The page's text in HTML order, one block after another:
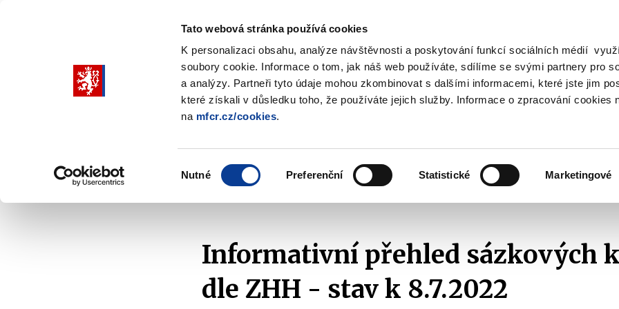
Tato webová stránka používá cookies
K personalizaci obsahu, analýze návštěvnosti a poskytování funkcí sociálních médií
soubory cookie. Informace o tom, jak náš web používáte, sdílíme se svými partnery pro
a analýzy. Partneři tyto údaje mohou zkombinovat s dalšími informacemi, které jste jim
které získali v důsledku toho, že používáte jejich služby. Informace o zpracování cookies
na mfcr.cz/cookies.
Nutné Preferenční Statistické Marketingové
Vyhledat
submenu
submenu
politika
submenu
submenu
účetnictví
Hazardní hry Přehledy a statistiky Přehledy sázkových kanceláří
Informativní přehled sázkových
dle ZHH - stav k 8.7.2022